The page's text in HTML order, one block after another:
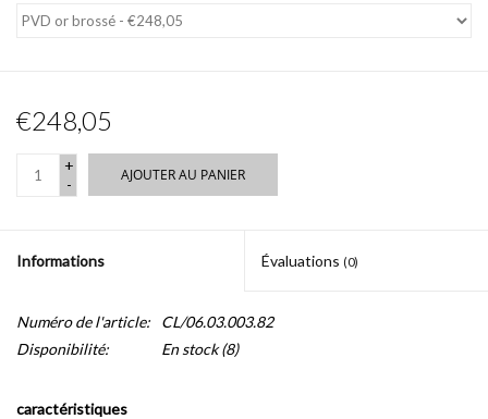
€248,05
+
-
AJOUTER AU PANIER
Informations Évaluations (0)
Numéro de l'article:
CL/06.03.003.82
Disponibilité:
En stock(8)
caractéristiques